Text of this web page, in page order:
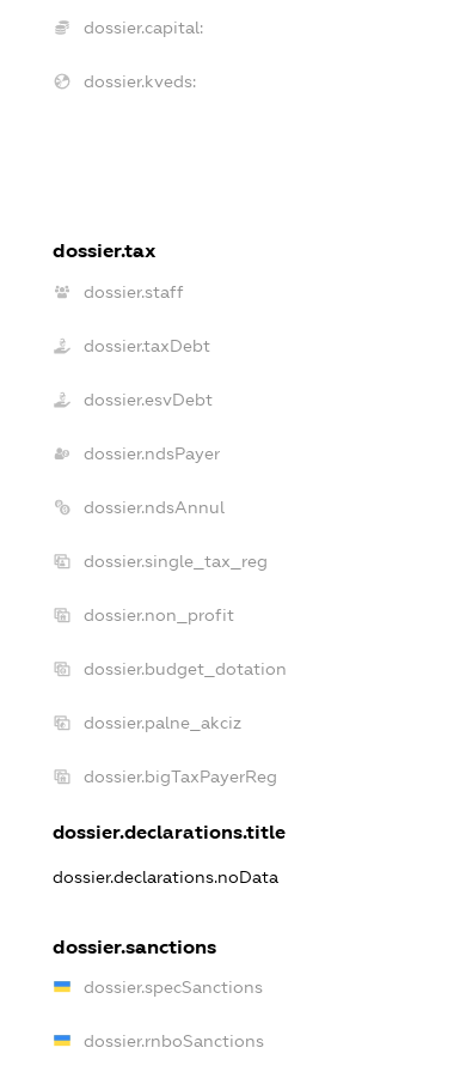
dossier.capital:
dossier.kveds:
dossier.tax
dossier.staff
dossier.taxDebt
dossier.esvDebt
dossier.ndsPayer
dossier.ndsAnnul
dossier.single_tax_reg
dossier.non_profit
dossier.budget_dotation
dossier.palne_akciz
dossier.bigTaxPayerReg
dossier.declarations.title
dossier.declarations.noData
dossier.sanctions
dossier.specSanctions
dossier.rnboSanctions